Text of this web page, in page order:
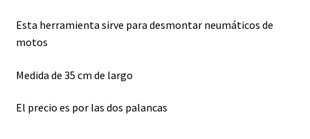
Esta herramienta sirve para desmontar neumáticos de
motos
Medida de 35 cm de largo
El precio es por las dos palancas